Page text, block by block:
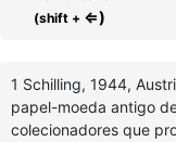
(shift + ⇐)
1 Schilling, 1944,
papel-moeda antigo
colecionadores que